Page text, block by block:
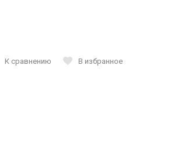
К сравнению В избранное